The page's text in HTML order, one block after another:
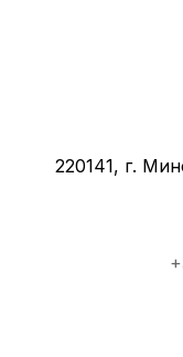
220141, г.